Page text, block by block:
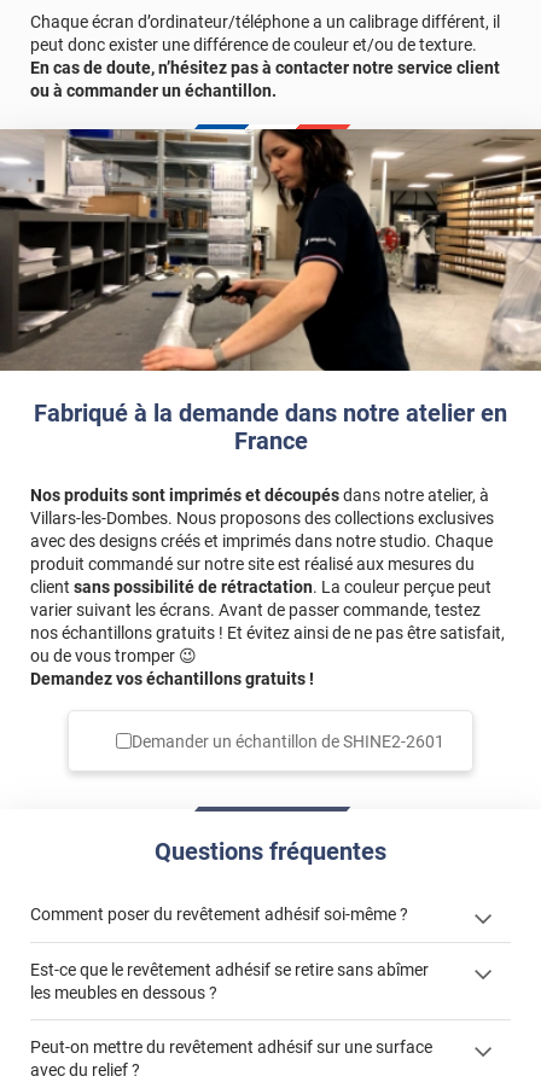
Fabriqué à la demande dans notre atelier en
France
Nos produits sont imprimés et découpésdans notre atelier, à
Villars-les-Dombes. Nous proposons des collections exclusives
avec des designs créés et imprimés dans notre studio. Chaque
produit commandé sur notre site est réalisé aux mesures du
client sans possibilité de rétractation. La couleur perçue peut
varier suivant les écrans. Avant de passer commande, testez
nos échantillons gratuits ! Et évitez ainsi de ne pas être satisfait,
ou de vous tromper 😉
Demandez vos échantillons gratuits !
Demander un échantillon deSHINE2-2601
Questions fréquentes
Comment poser du revêtement adhésif soi-même ?
« Comment poser un revêtement adhésif ? »
Est-ce que le revêtement adhésif se retire sans abîmer
les meubles en dessous ?
Peut-on mettre du revêtement adhésif sur une surface
avec du relief ?
Chaque écran d’ordinateur/téléphone a un calibrage différent, il
peut donc exister une différence de couleur et/ou de texture.
En cas de doute, n’hésitez pas à contacter notre service client
ou à commander un échantillon.